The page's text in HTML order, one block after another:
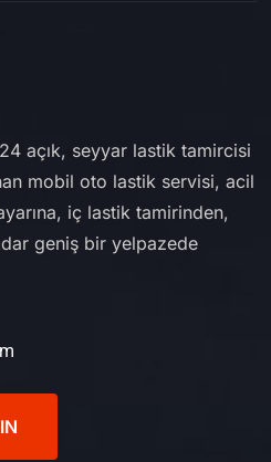
açık, seyyar lastik tamircisi
mobil oto lastik servisi, acil
iç lastik tamirinden,
geniş bir yelpazede